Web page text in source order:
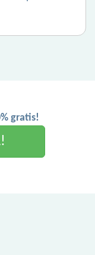
gratis!